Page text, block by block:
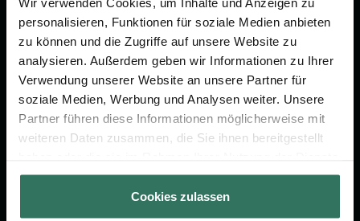
personalisieren, Funktionen für soziale Medien anbieten
zu können und die Zugriffe auf unsere Website zu
analysieren. Außerdem geben wir Informationen zu Ihrer
Verwendung unserer Website an unsere Partner für
soziale Medien, Werbung und Analysen weiter. Unsere
Partner führen diese Informationen möglicherweise mit
weiteren Daten zusammen, die Sie ihnen bereitgestellt
gesammelt haben.
Cookies zulassen
FÜR SIE
Vergleich
Ratgeber
Wissenswertes
FÜR BESTATTER
Online-Portal
Kostenlos registrieren